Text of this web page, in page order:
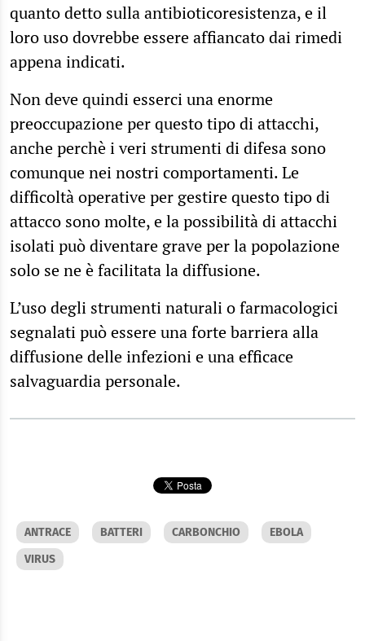
quanto detto sulla antibioticoresistenza, e il
loro uso dovrebbe essere affiancato dai rimedi
appena indicati.
Non deve quindi esserci una enorme
preoccupazione per questo tipo di attacchi,
anche perchè i veri strumenti di difesa sono
comunque nei nostri comportamenti. Le
difficoltà operative per gestire questo tipo di
attacco sono molte, e la possibilità di attacchi
isolati può diventare grave per la popolazione
solo se ne è facilitata la diffusione.
L’uso degli strumenti naturali o farmacologici
segnalati può essere una forte barriera alla
diffusione delle infezioni e una efficace
salvaguardia personale.
ANTRACE BATTERI CARBONCHIO
EBOLA
VIRUS